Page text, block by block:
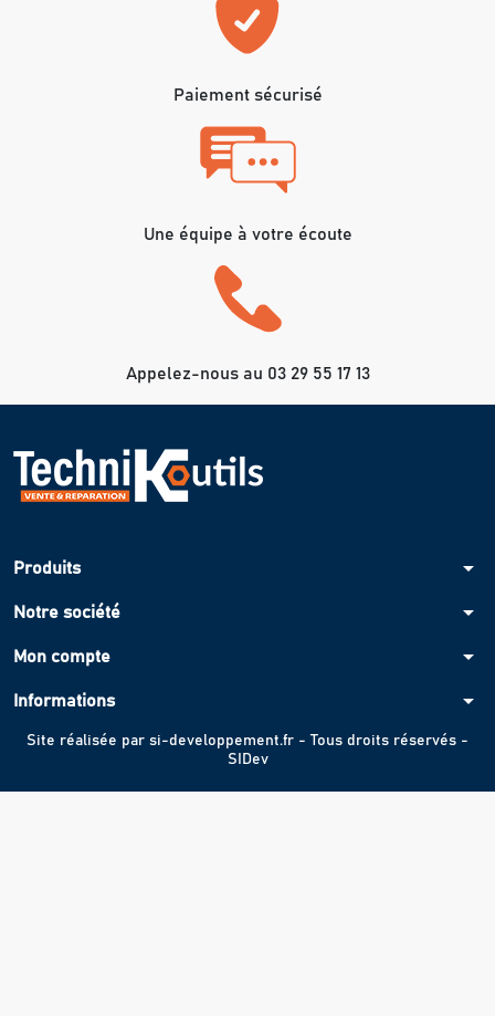
Paiement sécurisé
Une équipe à votre écoute
Appelez-nous au 03 29 55 17 13
Produits arrow_drop_down
Notre société arrow_drop_down
Mon compte arrow_drop_down
Informations arrow_drop_down
Site réalisée par si-developpement.fr - Tous droits réservés -
SIDev